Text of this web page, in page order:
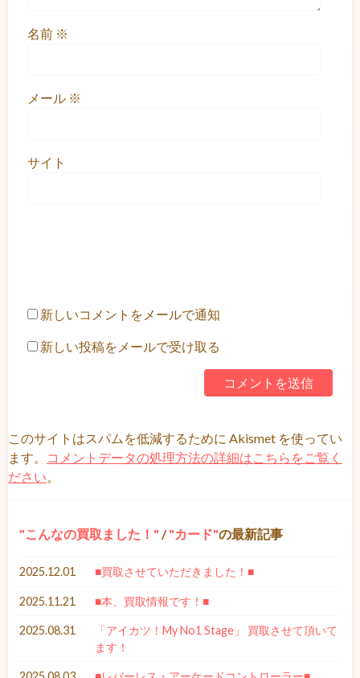
名前 ※
メール ※
サイト
新しいコメントをメールで通知
新しい投稿をメールで受け取る
このサイトはスパムを低減するために Akismet を使ってい
ます。
コメントデータの処理方法の詳細はこちらをご覧く
ださい
こんなの買取ました！ / カード の最新記事
2025.12.01 ■買取させていただきました！■
2025.11.21 ■本、買取情報です！■
2025.08.31
「アイカツ！My No1 Stage」 買取させて頂いて
ます！